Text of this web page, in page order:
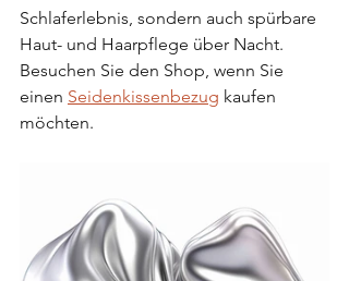
Schlaferlebnis, sondern auch spürbare
Haut- und Haarpflege über Nacht.
Besuchen Sie den Shop, wenn Sie
einen Seidenkissenbezug kaufen
möchten.